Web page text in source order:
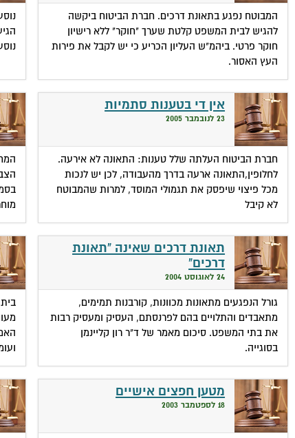
המבוטח נפגע בתאונת דרכים. חברת הביטוח ביקשה
להגיש לבית המשפט קלטת שערך "חוקר" ללא רישיון
חוקר פרטי. ביהמ"ש העליון הכריע כי יש לקבל את פירות
העץ האסור.
אין די בטענות סתמיות
23 לנובמבר 2005
חברת הביטוח העלתה שלל טענות: התאונה לא אירעה.
לחלופין,התאונה ארעה בדרך מהעבודה, לכן יש לנכות
מכל פיצוי שיפסק את תגמולי המוסד, למרות שהמבוטח
לא קיבל
תאונת דרכים שאינה "תאונת
דרכים"
24 לאוגוסט 2004
גורל הנפגעים מתאונות מכוונות, קורבנות תמימים,
מתאבדים והתלויים בהם לפרנסתם, העסיק ומעסיק רבות
את בתי המשפט. סיכום מאמר של ד"ר רון קליינמן
בסוגייה.
מטען חפצים אישיים
18 לספטמבר 2003